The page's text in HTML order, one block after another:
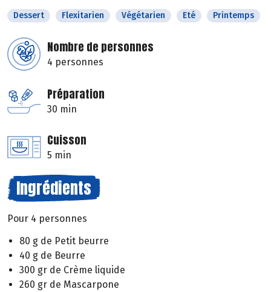
Dessert Flexitarien Végétarien Eté Printemps
Nombre de personnes
4 personnes
Préparation
30 min
Cuisson
5 min
Ingrédients
Pour 4 personnes
80 g de Petit beurre
40 g de Beurre
300 gr de Crème liquide
260 gr de Mascarpone